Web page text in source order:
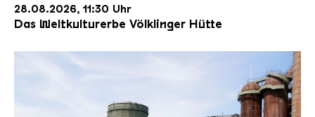
28.08.2026, 11:30 Uhr
Das Weltkulturerbe Völklinger Hütte